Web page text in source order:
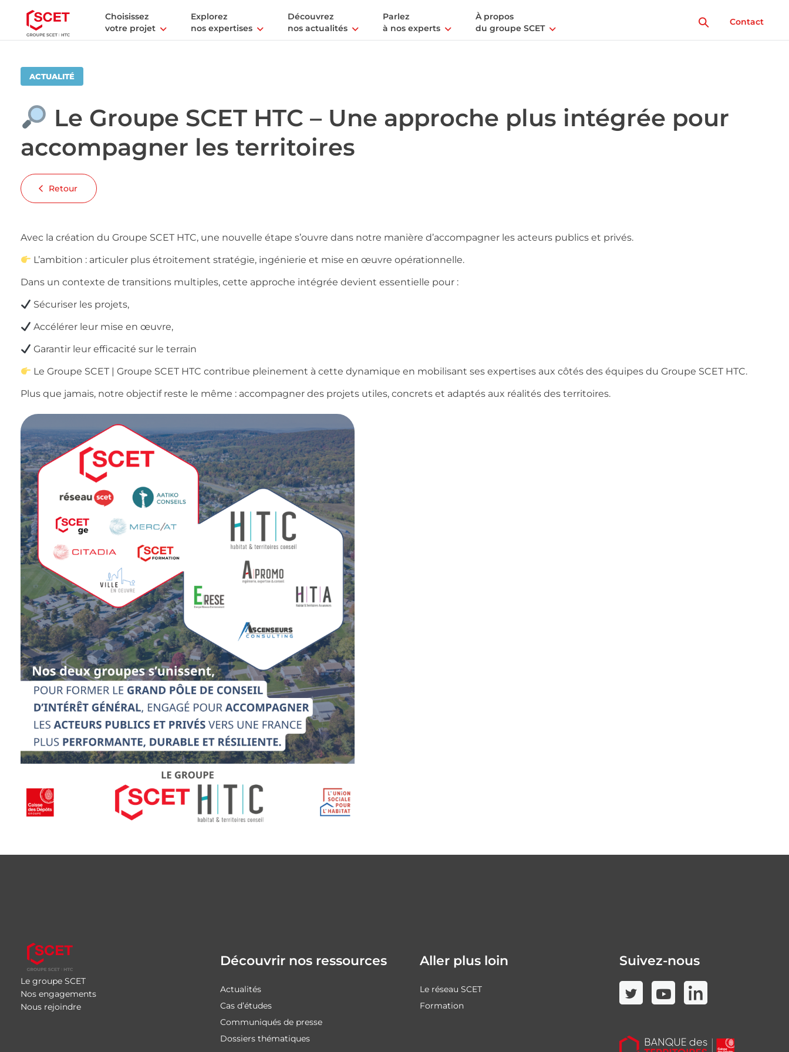
Choisissez
votre projet
Explorez
nos expertises
Découvrez
nos actualités
Parlez
à nos experts
À propos
du groupe SCET
Contact
ACTUALITÉ
Le Groupe SCET HTC – Une approche plus intégrée pour
accompagner les territoires
Retour
Avec la création du Groupe SCET HTC, une nouvelle étape s’ouvre dans notre manière d’accompagner les acteurs publics et privés.
L’ambition : articuler plus étroitement stratégie, ingénierie et mise en œuvre opérationnelle.
Dans un contexte de transitions multiples, cette approche intégrée devient essentielle pour :
Sécuriser les projets,
Accélérer leur mise en œuvre,
Garantir leur efficacité sur le terrain
Le Groupe SCET | Groupe SCET HTC contribue pleinement à cette dynamique en mobilisant ses expertises aux côtés des équipes du Groupe SCET HTC.
Plus que jamais, notre objectif reste le même : accompagner des projets utiles, concrets et adaptés aux réalités des territoires.
Le groupe SCET
Nos engagements
Nous rejoindre
Découvrir nos ressources
Actualités
Cas d’études
Communiqués de presse
Dossiers thématiques
Aller plus loin
Le réseau SCET
Formation
Suivez-nous